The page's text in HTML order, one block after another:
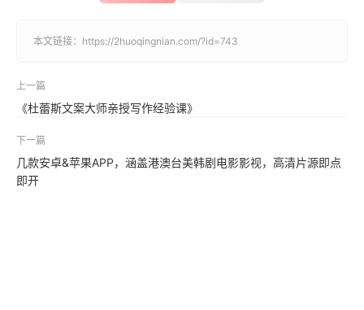
本文链接： https://2huoqingnian.com/?id=743
上一篇
《杜蕾斯文案大师亲授写作经验课》
下一篇
几款安卓&苹果APP，涵盖港澳台美韩剧电影影视，高清片源即点
即开